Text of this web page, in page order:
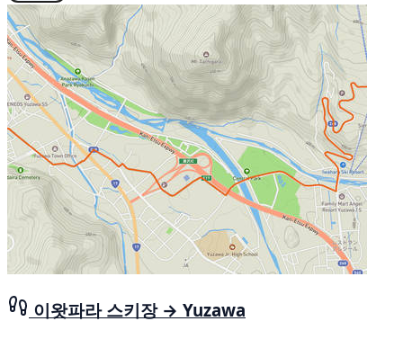
이왓파라 스키장 → Yuzawa